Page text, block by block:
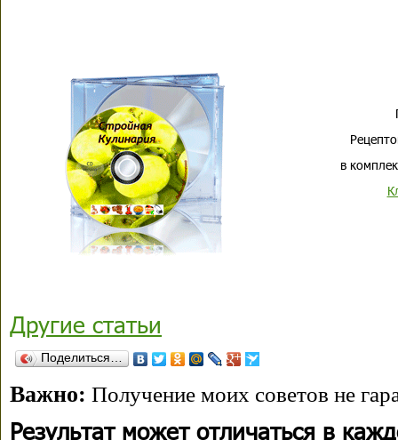
в
Другие статьи
Поделиться…
Важно: Получение моих советов не
Результат может отличаться в